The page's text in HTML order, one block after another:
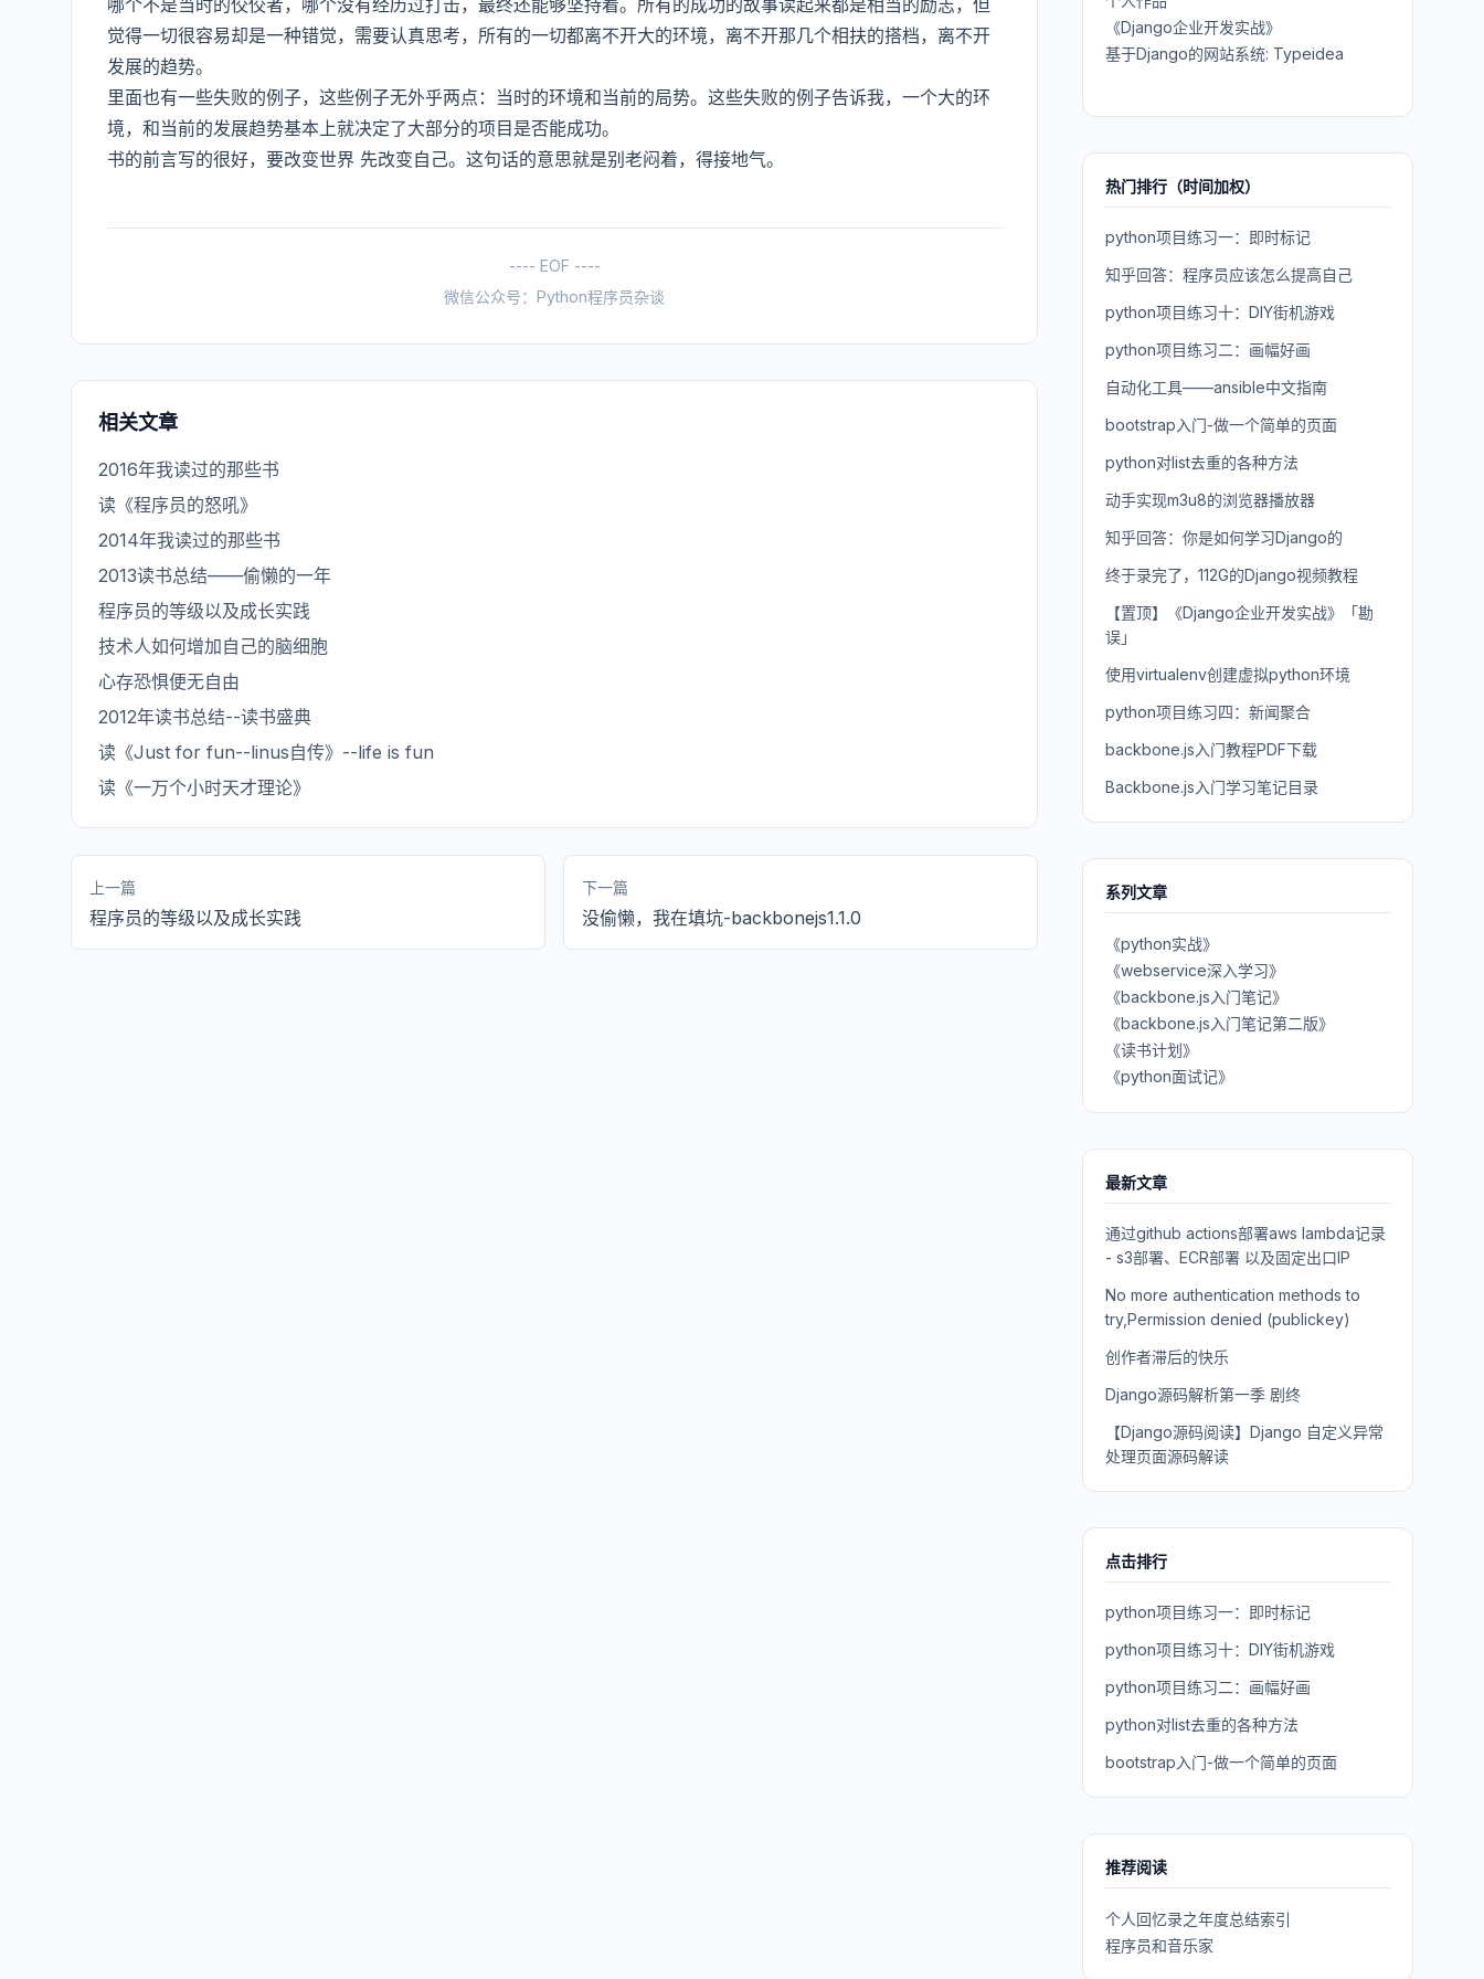
哪个不是当时的佼佼者，哪个没有经历过打击，最终还能够坚持着。所有的成功的故事读起来都是相当的励志，但
觉得一切很容易却是一种错觉，需要认真思考，所有的一切都离不开大的环境，离不开那几个相扶的搭档，离不开
发展的趋势。
里面也有一些失败的例子，这些例子无外乎两点：当时的环境和当前的局势。这些失败的例子告诉我，一个大的环
境，和当前的发展趋势基本上就决定了大部分的项目是否能成功。
书的前言写的很好，要改变世界 先改变自己。这句话的意思就是别老闷着，得接地气。
---- EOF ----
微信公众号：Python程序员杂谈
相关文章
2016年我读过的那些书
读《程序员的怒吼》
2014年我读过的那些书
2013读书总结——偷懒的一年
程序员的等级以及成长实践
技术人如何增加自己的脑细胞
心存恐惧便无自由
2012年读书总结--读书盛典
读《Just for fun--linus自传》--life is fun
读《一万个小时天才理论》
上一篇
程序员的等级以及成长实践
下一篇
没偷懒，我在填坑-backbonejs1.1.0
《Django企业开发实战》
基于Django的网站系统: Typeidea
热门排行（时间加权）
python项目练习一：即时标记
知乎回答：程序员应该怎么提高自己
python项目练习十：DIY街机游戏
python项目练习二：画幅好画
自动化工具——ansible中文指南
bootstrap入门-做一个简单的页面
python对list去重的各种方法
动手实现m3u8的浏览器播放器
知乎回答：你是如何学习Django的
终于录完了，112G的Django视频教程
【置顶】《Django企业开发实战》「勘
误」
使用virtualenv创建虚拟python环境
python项目练习四：新闻聚合
backbone.js入门教程PDF下载
Backbone.js入门学习笔记目录
系列文章
《python实战》
《webservice深入学习》
《backbone.js入门笔记》
《backbone.js入门笔记第二版》
《读书计划》
《python面试记》
最新文章
通过github actions部署aws lambda记录
- s3部署、ECR部署 以及固定出口IP
No more authentication methods to
try,Permission denied (publickey)
创作者滞后的快乐
Django源码解析第一季 剧终
【Django源码阅读】Django 自定义异常
处理页面源码解读
点击排行
python项目练习一：即时标记
python项目练习十：DIY街机游戏
python项目练习二：画幅好画
python对list去重的各种方法
bootstrap入门-做一个简单的页面
推荐阅读
个人回忆录之年度总结索引
程序员和音乐家